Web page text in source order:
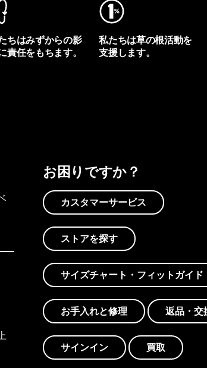
ちはみずからの影
責任をもちます。
私たちは草の根活動を
支援します。
お困りですか？
カスタマーサービス
ストアを探す
サイズチャート・フィットガイド
お手入れと修理 返品・交
サインイン 買取